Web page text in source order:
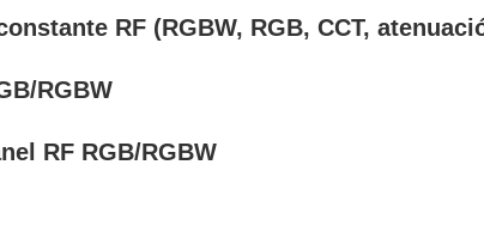
RF (RGBW, RGB, CCT,
RGBW
RF RGB/RGBW